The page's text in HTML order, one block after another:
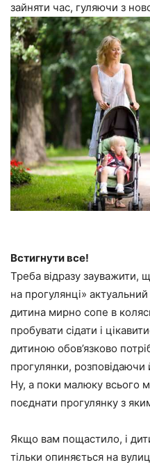
зайняти час, гуляючи з
Встигнути все!
Треба відразу зауважити,
на прогулянці»
дитина мирно сопе в
пробувати сідати і
дитиною обов’язково
прогулянки,
Ну, а поки малюку всього
поєднати прогулянку з
Якщо вам пощастило, і
тільки опиняється на